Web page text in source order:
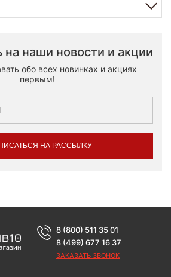
наши новости и акции
обо всех новинках и акциях
первым!
НА РАССЫЛКУ
8 (800) 511 35 01
8 (499) 677 16 37
ЗАКАЗАТЬ ЗВОНОК